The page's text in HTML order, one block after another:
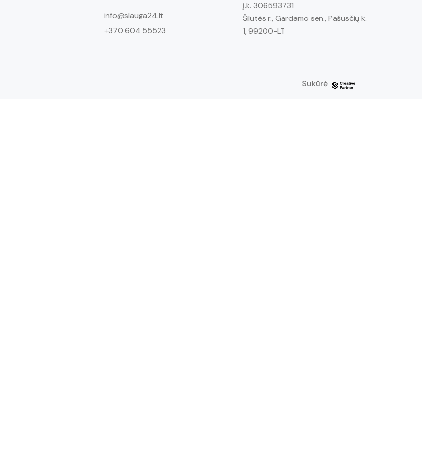
info@slauga24.lt
+370 604 55523
į.k. 306593731
Šilutės r., Gardamo sen., Pašusčių k.
1, 99200-LT
Sukūrė